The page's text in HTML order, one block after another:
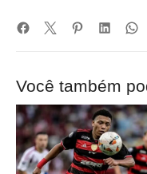
Você também